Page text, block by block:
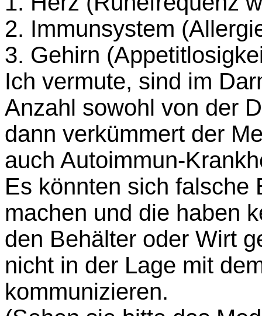
2. Immunsystem
3. Gehirn
Ich vermute, sind im
Anzahl sowohl von der
dann verkümmert der
auch Autoimmun-
Es könnten sich falsche
machen und die haben
den Behälter oder Wirt
nicht in der Lage mit
kommunizieren.